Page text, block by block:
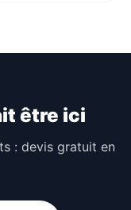
être ici
: devis gratuit en